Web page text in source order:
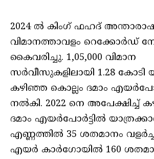
2024 ല്‍ കിംഗ് ഫഹദ്
വിമാനത്താവളം റെക്കോര്‍ഡ്
കൈവരിച്ചു. 1,05,000 വിമാന
സര്‍വീസുകളിലായി 1.28 കോടി
കഴിഞ്ഞ കൊല്ലം ദമാം
നല്‍കി. 2022 നെ അപേക്ഷിച്ച്
ദമാം എയര്‍പോര്‍ട്ടില്‍
എണ്ണത്തില്‍ 35 ശതമാനം
എയര്‍ കാര്‍ഗോയില്‍ 160